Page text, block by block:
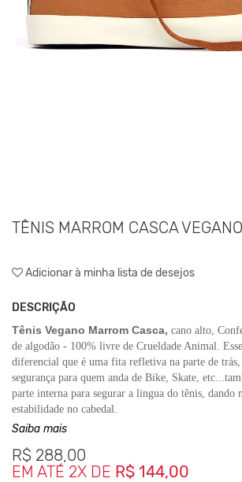
TÊNIS MARROM CASCA
Adicionar à minha lista de desejos
DESCRIÇÃO
Tênis Vegano Marrom Casca, cano alto,
de algodão - 100% livre de Crueldade Animal.
diferencial que é uma fita refletiva na parte de
segurança para quem anda de Bike, Skate,
parte interna para segurar a lingua do tênis, dando
estabilidade no cabedal.
Palmilha com memória, confeccionada de PU
seus pés.
O material deste Tênis Vegano é 100% algodão e a
Saiba mais
R$ 288,00
EM ATÉ 2X DE R$ 144,00